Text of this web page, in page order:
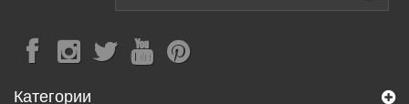
Категории